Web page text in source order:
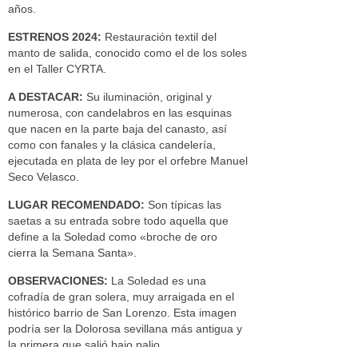
años.
ESTRENOS 2024: Restauración textil del
manto de salida, conocido como el de los soles
en el Taller CYRTA.
A DESTACAR: Su iluminación, original y
numerosa, con candelabros en las esquinas
que nacen en la parte baja del canasto, así
como con fanales y la clásica candelería,
ejecutada en plata de ley por el orfebre Manuel
Seco Velasco.
LUGAR RECOMENDADO: Son típicas las
saetas a su entrada sobre todo aquella que
define a la Soledad como «broche de oro
cierra la Semana Santa».
OBSERVACIONES: La Soledad es una
cofradía de gran solera, muy arraigada en el
histórico barrio de San Lorenzo. Esta imagen
podría ser la Dolorosa sevillana más antigua y